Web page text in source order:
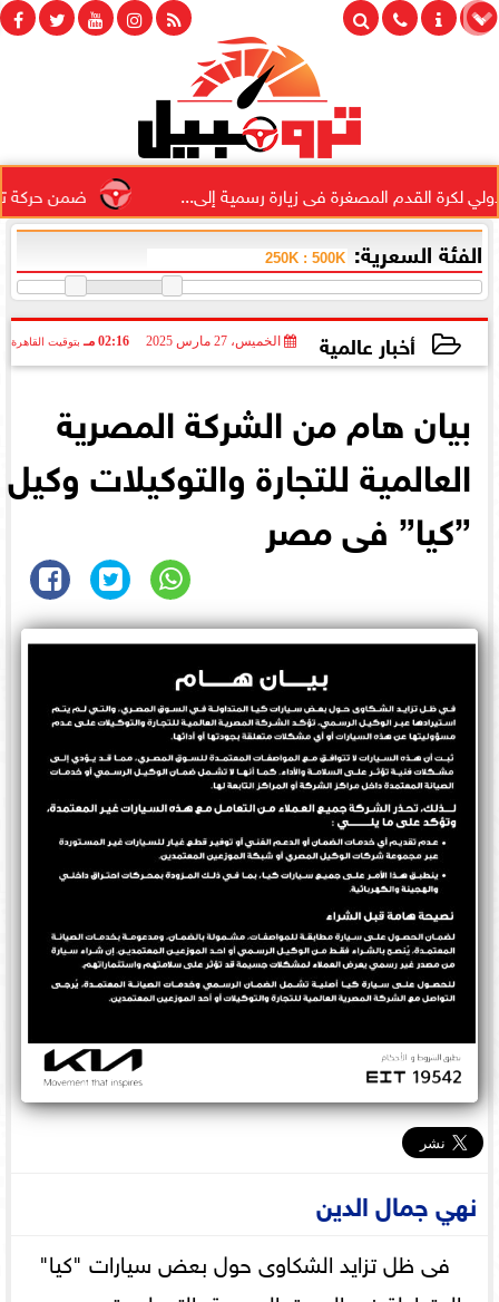
ضمن حركة القدم المصغرة فى زيارة رسمية إلى...
الفئة السعرية:
أخبار عالمية الخميس، 27 مارس 2025 02:16 مـ بتوقيت القاهرة
بيان هام من الشركة المصرية
العالمية للتجارة والتوكيلات وكيل
”كيا” فى مصر
نهي جمال الدين
فى ظل تزايد الشكاوى حول بعض سيارات "كيا"